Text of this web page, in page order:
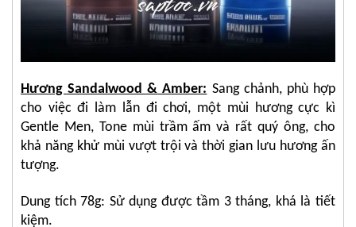
Hương Sandalwood & Amber: Sang chảnh, phù hợp
cho việc đi làm lẫn đi chơi, một mùi hương cực kì
Gentle Men, Tone mùi trầm ấm và rất quý ông, cho
khả năng khử mùi vượt trội và thời gian lưu hương ấn
tượng.
Dung tích 78g: Sử dụng được tầm 3 tháng, khá là tiết
kiệm.